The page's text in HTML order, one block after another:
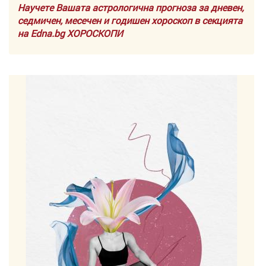
Научете Вашата астрологична прогноза за дневен,
седмичен, месечен и годишен хороскоп в секцията
на Edna.bg ХОРОСКОПИ